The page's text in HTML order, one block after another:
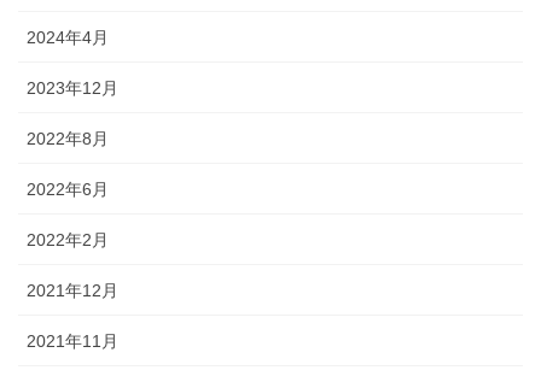
2024年4月
2023年12月
2022年8月
2022年6月
2022年2月
2021年12月
2021年11月